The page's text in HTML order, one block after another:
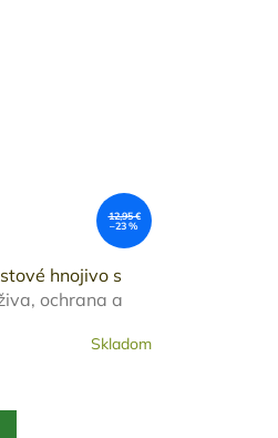
12,95 €
–23 %
hnojivo s
ochrana a
Skladom